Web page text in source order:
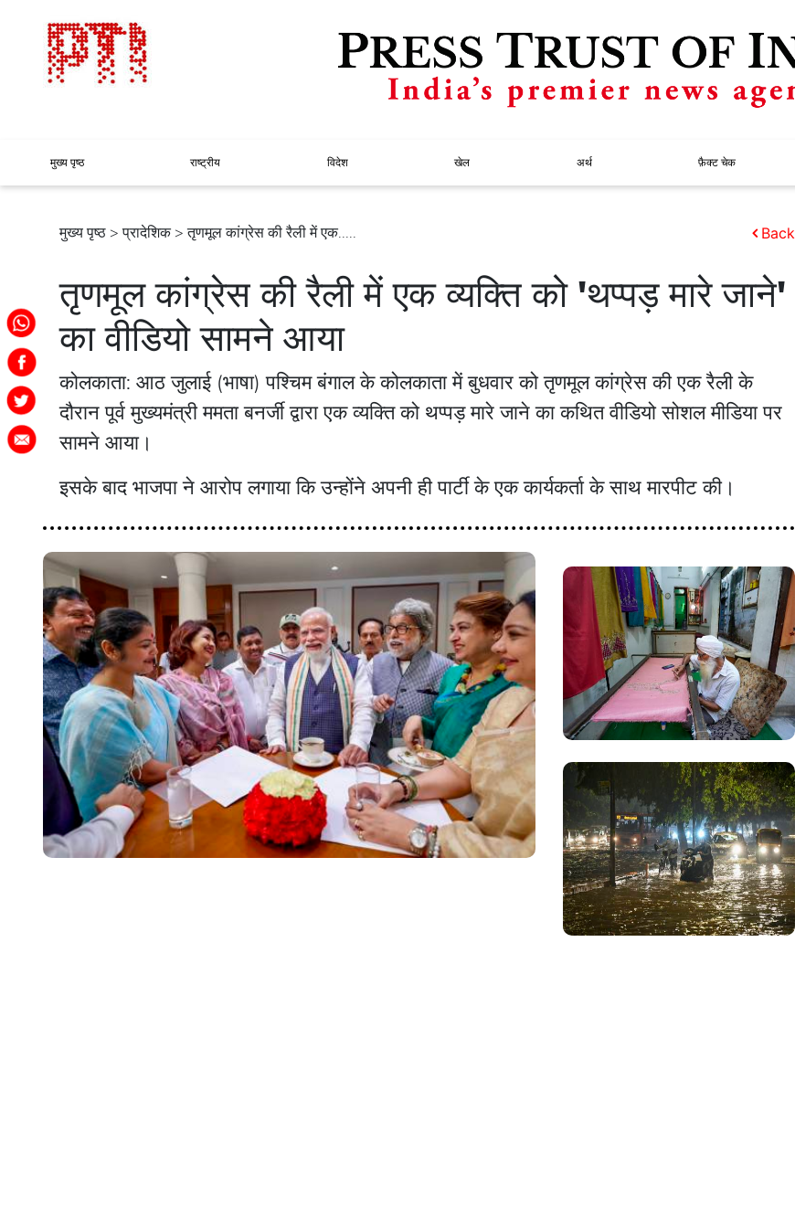
मुख्य पृष्ठ राष्ट्रीय विदेश खेल अर्थ फ़ैक्ट चेक
मुख्य पृष्ठ >प्रादेशिक> तृणमूल कांग्रेस की रैली में एक..... Back
तृणमूल कांग्रेस की रैली में एक व्यक्ति को 'थप्पड़ मारे जाने'
का वीडियो सामने आया
कोलकाता: आठ जुलाई (भाषा) पश्चिम बंगाल के कोलकाता में बुधवार को तृणमूल कांग्रेस की एक रैली के
दौरान पूर्व मुख्यमंत्री ममता बनर्जी द्वारा एक व्यक्ति को थप्पड़ मारे जाने का कथित वीडियो सोशल मीडिया पर
सामने आया।
इसके बाद भाजपा ने आरोप लगाया कि उन्होंने अपनी ही पार्टी के एक कार्यकर्ता के साथ मारपीट की।